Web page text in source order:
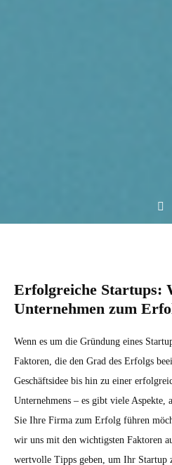
Erfolgreiche Startups:
Unternehmen zum
Wenn es um die Gründung eines
Faktoren, die den Grad des Erfolgs
Geschäftsidee bis hin zu einer
Unternehmens – es gibt viele Aspekte,
Sie Ihre Firma zum Erfolg führen
wir uns mit den wichtigsten Faktoren
wertvolle Tipps geben, um Ihr Startup